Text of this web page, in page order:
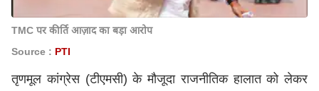
TMC पर कीर्ति आज़ाद का बड़ा आरोप
Source : PTI
तृणमूल कांग्रेस (टीएमसी) के मौजूदा राजनीतिक हालात को लेकर